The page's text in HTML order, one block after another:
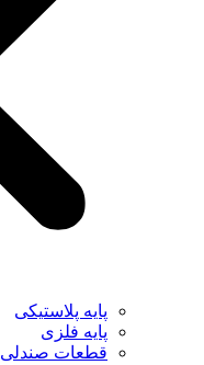
پایه پلاستیکی
پایه فلزی
قطعات صندلی